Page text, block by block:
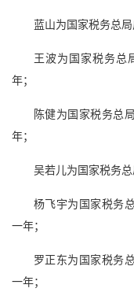
蓝山为国家税务总
王波为国家税务总
年；
陈健为国家税务总
年；
吴若儿为国家税务
杨飞宇为国家税务
一年；
罗正东为国家税务
一年；